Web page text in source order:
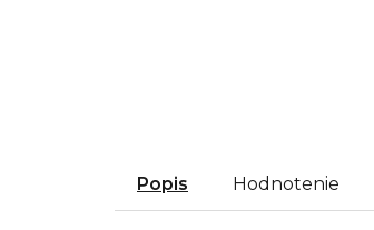
Popis Hodnotenie